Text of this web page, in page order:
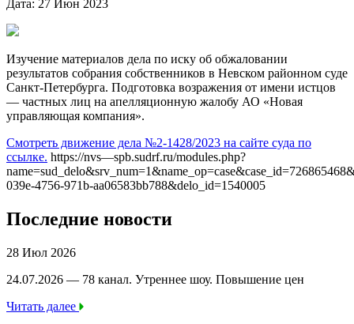
Дата: 27 Июн 2023
Изучение материалов дела по иску об обжаловании
результатов собрания собственников в Невском районном суде
Санкт-Петербурга. Подготовка возражения от имени истцов
— частных лиц на апелляционную жалобу АО «Новая
управляющая компания».
Смотреть движение дела №2-1428/2023 на сайте суда по
ссылке. https://nvs—spb.sudrf.ru/modules.php?
039e-4756-971b-aa06583bb788&delo_id=1540005
Последние новости
28 Июл 2026
24.07.2026 — 78 канал. Утреннее шоу. Повышение цен
Читать далее